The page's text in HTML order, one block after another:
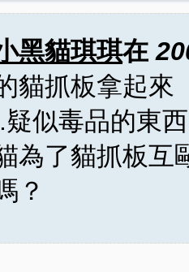
黑貓琪琪在
貓抓板拿起來
似毒品的東
為了貓抓板互
？